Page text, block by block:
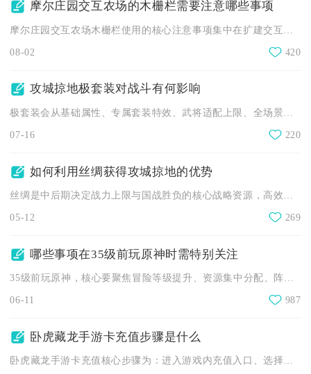
摩尔庄园交互农场的木栅栏需要注意哪些事项
08-02 420
攻城掠地极套装对战斗有何影响
07-16 220
如何利用丝绸获得攻城掠地的优势
05-12 269
哪些事项在35级前玩原神时需特别关注
06-11 987
卧虎藏龙手游卡充值步骤是什么